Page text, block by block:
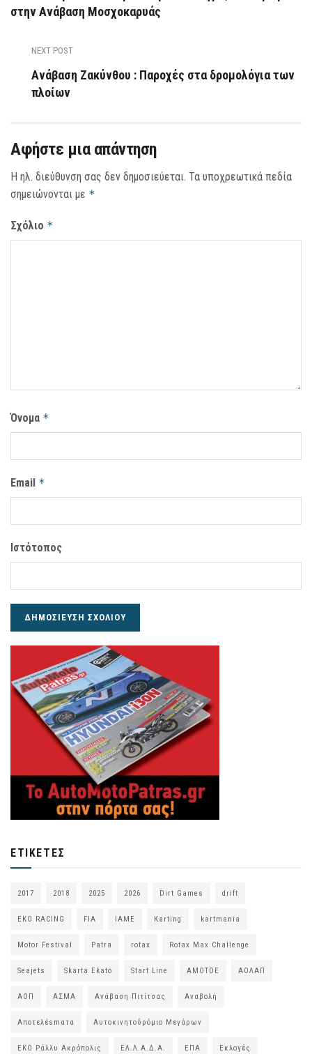
στην Ανάβαση Μοσχοκαρυάς
NEXT POST
Ανάβαση Ζακύνθου : Παροχές στα δρομολόγια των
πλοίων
Αφήστε μια απάντηση
Η ηλ. διεύθυνση σας δεν δημοσιεύεται. Τα υποχρεωτικά πεδία
σημειώνονται με *
Σχόλιο *
Όνομα *
Email *
Ιστότοπος
ΕΤΙΚΈΤΕΣ
2017 2018 2025 2026 Dirt Games drift
EKO RACING FIA IAME Karting kartmania
Motor Festival Patra rotax Rotax Max Challenge
Seajets Skarta Ekato Start Line ΑΜΟΤΟΕ ΑΟΛΑΠ
ΑΟΠ ΑΣΜΑ Ανάβαση Πιτίτσας Αναβολή
Αποτελέsmατα Αυτοκινητοδρόμιο Μεγάρων
ΕΚΟ Ράλλυ Ακρόπολις ΕΛ.Λ.Α.Δ.Α. ΕΠΑ Εκλογές